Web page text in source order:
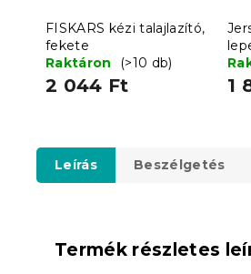
FISKARS kézi talajlazító,
fekete
Raktáron
(>10 db)
2 044 Ft 1
Leírás Beszélgetés
Termék részletes